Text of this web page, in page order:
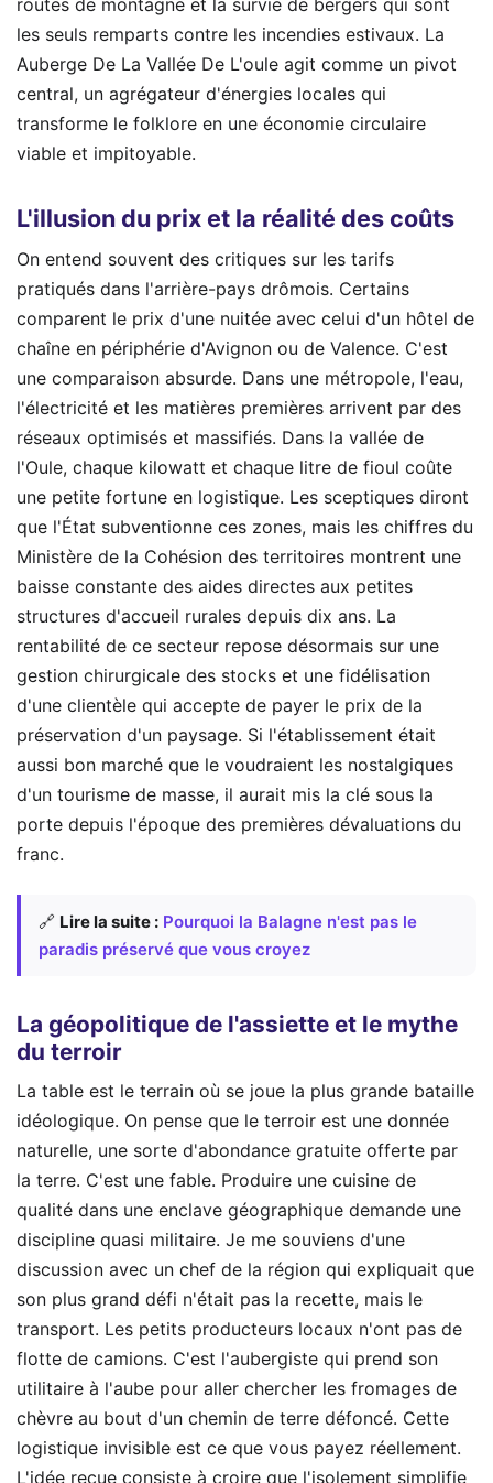
routes de montagne et la survie de bergers qui sont
les seuls remparts contre les incendies estivaux. La
Auberge De La Vallée De L'oule agit comme un pivot
central, un agrégateur d'énergies locales qui
transforme le folklore en une économie circulaire
viable et impitoyable.
L'illusion du prix et la réalité des coûts
On entend souvent des critiques sur les tarifs
pratiqués dans l'arrière-pays drômois. Certains
comparent le prix d'une nuitée avec celui d'un hôtel de
chaîne en périphérie d'Avignon ou de Valence. C'est
une comparaison absurde. Dans une métropole, l'eau,
l'électricité et les matières premières arrivent par des
réseaux optimisés et massifiés. Dans la vallée de
l'Oule, chaque kilowatt et chaque litre de fioul coûte
une petite fortune en logistique. Les sceptiques diront
que l'État subventionne ces zones, mais les chiffres du
Ministère de la Cohésion des territoires montrent une
baisse constante des aides directes aux petites
structures d'accueil rurales depuis dix ans. La
rentabilité de ce secteur repose désormais sur une
gestion chirurgicale des stocks et une fidélisation
d'une clientèle qui accepte de payer le prix de la
préservation d'un paysage. Si l'établissement était
aussi bon marché que le voudraient les nostalgiques
d'un tourisme de masse, il aurait mis la clé sous la
porte depuis l'époque des premières dévaluations du
franc.
🔗 Lire la suite : Pourquoi la Balagne n'est pas le
paradis préservé que vous croyez
La géopolitique de l'assiette et le mythe
du terroir
La table est le terrain où se joue la plus grande bataille
idéologique. On pense que le terroir est une donnée
naturelle, une sorte d'abondance gratuite offerte par
la terre. C'est une fable. Produire une cuisine de
qualité dans une enclave géographique demande une
discipline quasi militaire. Je me souviens d'une
discussion avec un chef de la région qui expliquait que
son plus grand défi n'était pas la recette, mais le
transport. Les petits producteurs locaux n'ont pas de
flotte de camions. C'est l'aubergiste qui prend son
utilitaire à l'aube pour aller chercher les fromages de
chèvre au bout d'un chemin de terre défoncé. Cette
logistique invisible est ce que vous payez réellement.
L'idée reçue consiste à croire que l'isolement simplifie